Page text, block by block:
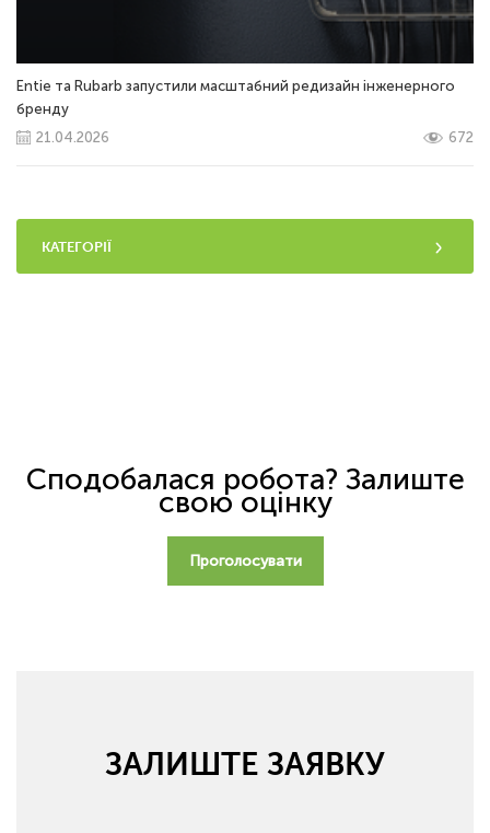
Entie та Rubarb запустили масштабний редизайн інженерного
бренду
21.04.2026
672
КАТЕГОРІЇ
Сподобалася робота? Залиште
свою оцінку
Проголосувати
ЗАЛИШТЕ ЗАЯВКУ